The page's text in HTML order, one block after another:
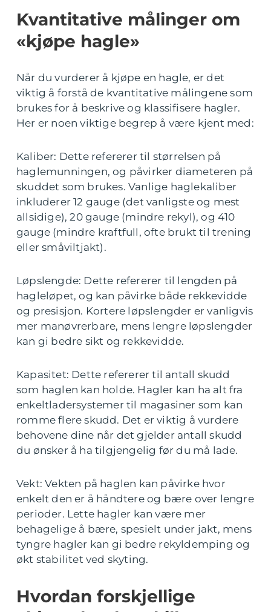
Kvantitative målinger om
«kjøpe hagle»
Når du vurderer å kjøpe en hagle, er det
viktig å forstå de kvantitative målingene som
brukes for å beskrive og klassifisere hagler.
Her er noen viktige begrep å være kjent med:
Kaliber: Dette refererer til størrelsen på
haglemunningen, og påvirker diameteren på
skuddet som brukes. Vanlige haglekaliber
inkluderer 12 gauge (det vanligste og mest
allsidige), 20 gauge (mindre rekyl), og 410
gauge (mindre kraftfull, ofte brukt til trening
eller småviltjakt).
Løpslengde: Dette refererer til lengden på
hagleløpet, og kan påvirke både rekkevidde
og presisjon. Kortere løpslengder er vanligvis
mer manøvrerbare, mens lengre løpslengder
kan gi bedre sikt og rekkevidde.
Kapasitet: Dette refererer til antall skudd
som haglen kan holde. Hagler kan ha alt fra
enkeltladersystemer til magasiner som kan
romme flere skudd. Det er viktig å vurdere
behovene dine når det gjelder antall skudd
du ønsker å ha tilgjengelig før du må lade.
Vekt: Vekten på haglen kan påvirke hvor
enkelt den er å håndtere og bære over lengre
perioder. Lette hagler kan være mer
behagelige å bære, spesielt under jakt, mens
tyngre hagler kan gi bedre rekyldemping og
økt stabilitet ved skyting.
Hvordan forskjellige